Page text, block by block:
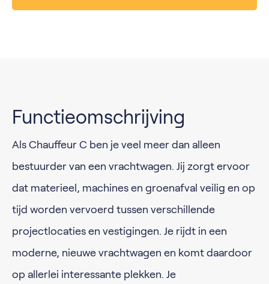
Functieomschrijving
Als Chauffeur C ben je veel meer dan alleen
bestuurder van een vrachtwagen. Jij zorgt ervoor
dat materieel, machines en groenafval veilig en op
tijd worden vervoerd tussen verschillende
projectlocaties en vestigingen. Je rijdt in een
moderne, nieuwe vrachtwagen en komt daardoor
op allerlei interessante plekken. Je